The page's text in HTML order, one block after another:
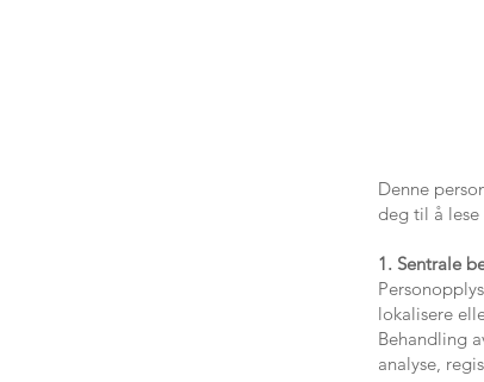
Denne
deg til å
1. Sentrale
lokalisere
Behandling
analyse,